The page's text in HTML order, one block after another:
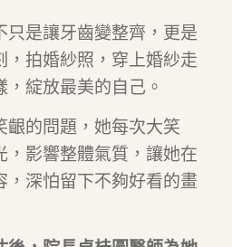
只是讓牙齒變整齊，更是
拍婚紗照，穿上婚紗走
綻放最美的自己。
的問題，她每次大笑
影響整體氣質，讓她在
深怕留下不夠好看的畫